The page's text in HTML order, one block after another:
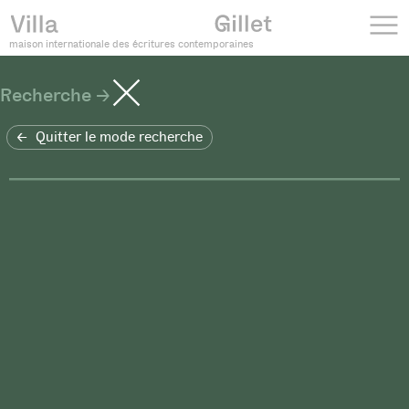
maison internationale des écritures contemporaines
Recherche
Quitter le mode recherche